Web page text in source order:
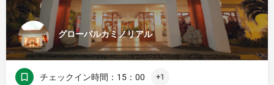
グローバルカミノリアル
チェックイン時間：15：00 +1